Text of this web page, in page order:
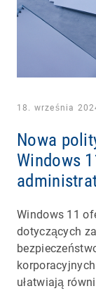
18. września
Nowa
Windows
Windows 11
dotyczących
ułatwiają